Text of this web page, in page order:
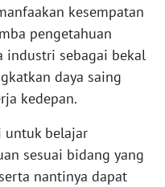
kesempatan
pengetahuan
industri sebagai bekal
daya saing
kedepan.
untuk belajar
sesuai bidang yang
nantinya dapat